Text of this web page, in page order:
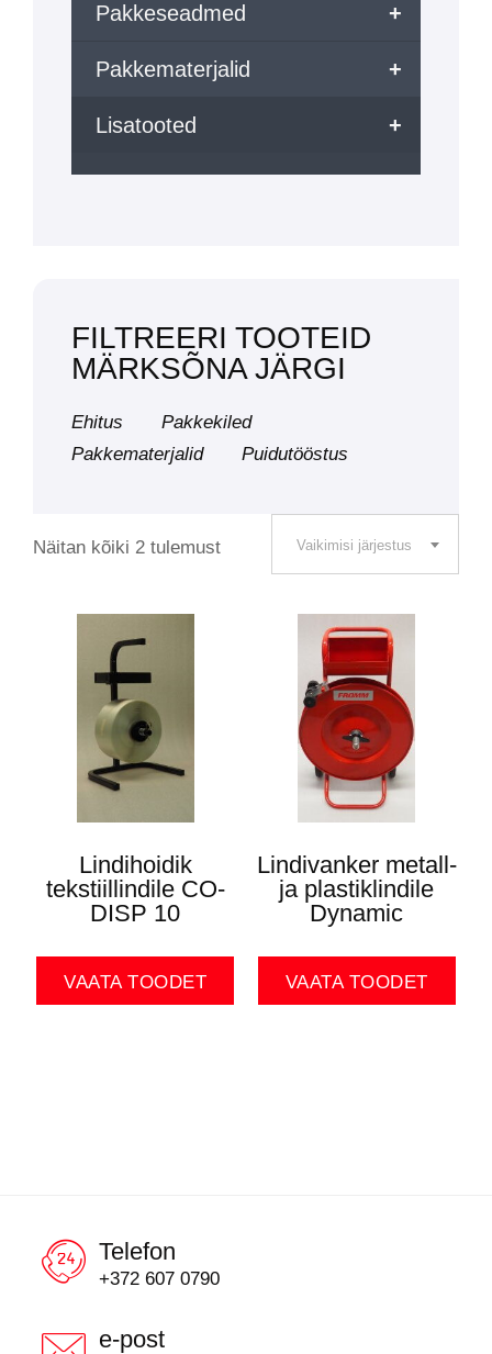
Näitan kõiki 2 tulemust Vaikimisi järjestus
Lindihoidik
tekstiillindile CO-
DISP 10
VAATA TOODET
Lindivanker metall-
ja plastiklindile
Dynamic
VAATA TOODET
+
Pakkeseadmed
+
Pakkematerjalid
+
Lisatooted
FILTREERI TOOTEID
MÄRKSÕNA JÄRGI
Ehitus
Pakkekiled
Pakkematerjalid
Puidutööstus
Telefon
+372 607 0790
e-post